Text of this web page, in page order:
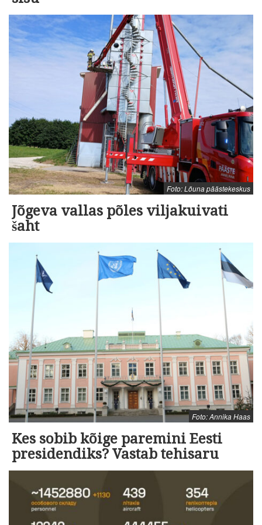
Foto: Lõuna päästekeskus
Jõgeva vallas põles viljakuivati
šaht
Foto: Annika Haas
Kes sobib kõige paremini Eesti
presidendiks? Vastab tehisaru